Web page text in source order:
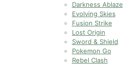
Darkness Ablaze
Evolving Skies
Fusion Strike
Lost Origin
Sword & Shield
Pokemon Go
Rebel Clash